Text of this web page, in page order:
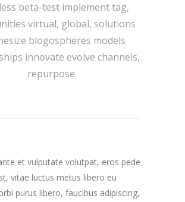
beta-test implement tag,
virtual, global, solutions
blogospheres models
innovate evolve channels,
repurpose.
et vulputate volutpat, eros pede
vitae luctus metus libero eu
purus libero, faucibus adipiscing,